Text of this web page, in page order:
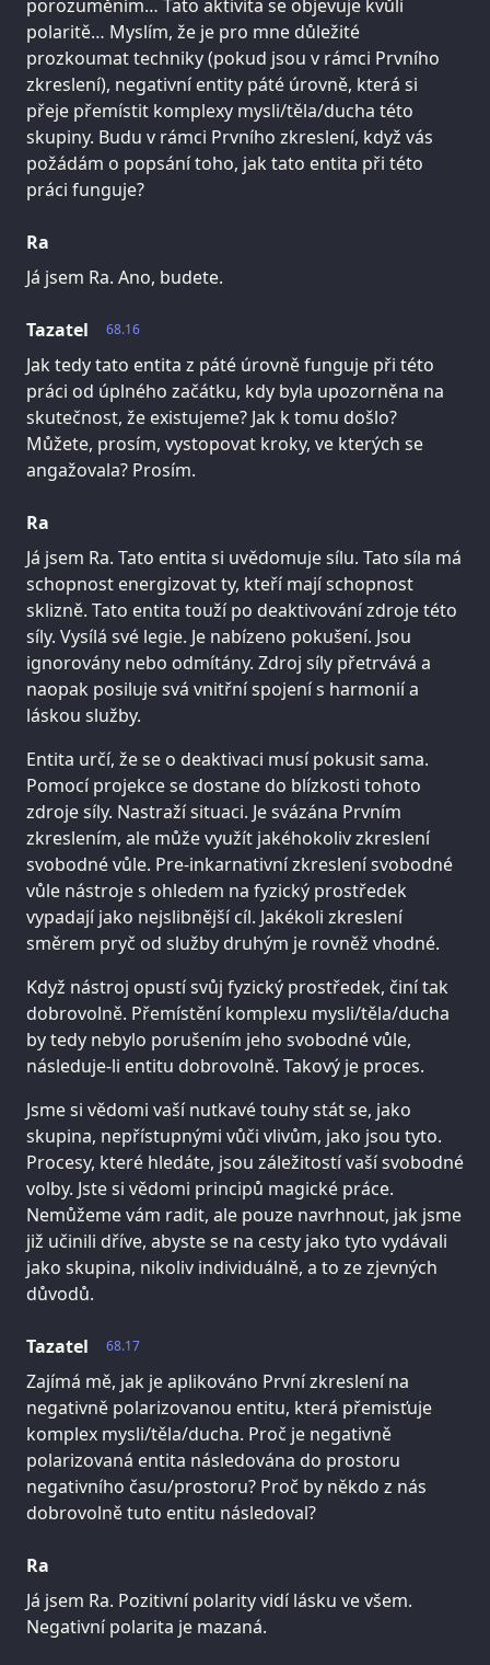
porozuměním… Tato aktivita se objevuje kvůli
polaritě… Myslím, že je pro mne důležité
prozkoumat techniky (pokud jsou v rámci Prvního
zkreslení), negativní entity páté úrovně, která si
přeje přemístit komplexy mysli/těla/ducha této
skupiny. Budu v rámci Prvního zkreslení, když vás
požádám o popsání toho, jak tato entita při této
práci funguje?
Ra
Já jsem Ra. Ano, budete.
68.16
Tazatel
Jak tedy tato entita z páté úrovně funguje při této
práci od úplného začátku, kdy byla upozorněna na
skutečnost, že existujeme? Jak k tomu došlo?
Můžete, prosím, vystopovat kroky, ve kterých se
angažovala? Prosím.
Ra
Já jsem Ra. Tato entita si uvědomuje sílu. Tato síla má
schopnost energizovat ty, kteří mají schopnost
sklizně. Tato entita touží po deaktivování zdroje této
síly. Vysílá své legie. Je nabízeno pokušení. Jsou
ignorovány nebo odmítány. Zdroj síly přetrvává a
naopak posiluje svá vnitřní spojení s harmonií a
láskou služby.
Entita určí, že se o deaktivaci musí pokusit sama.
Pomocí projekce se dostane do blízkosti tohoto
zdroje síly. Nastraží situaci. Je svázána Prvním
zkreslením, ale může využít jakéhokoliv zkreslení
svobodné vůle. Pre-inkarnativní zkreslení svobodné
vůle nástroje s ohledem na fyzický prostředek
vypadají jako nejslibnější cíl. Jakékoli zkreslení
směrem pryč od služby druhým je rovněž vhodné.
Když nástroj opustí svůj fyzický prostředek, činí tak
dobrovolně. Přemístění komplexu mysli/těla/ducha
by tedy nebylo porušením jeho svobodné vůle,
následuje-li entitu dobrovolně. Takový je proces.
Jsme si vědomi vaší nutkavé touhy stát se, jako
skupina, nepřístupnými vůči vlivům, jako jsou tyto.
Procesy, které hledáte, jsou záležitostí vaší svobodné
volby. Jste si vědomi principů magické práce.
Nemůžeme vám radit, ale pouze navrhnout, jak jsme
již učinili dříve, abyste se na cesty jako tyto vydávali
jako skupina, nikoliv individuálně, a to ze zjevných
důvodů.
68.17
Tazatel
Zajímá mě, jak je aplikováno První zkreslení na
negativně polarizovanou entitu, která přemisťuje
komplex mysli/těla/ducha. Proč je negativně
polarizovaná entita následována do prostoru
negativního času/prostoru? Proč by někdo z nás
dobrovolně tuto entitu následoval?
Ra
Já jsem Ra. Pozitivní polarity vidí lásku ve všem.
Negativní polarita je mazaná.